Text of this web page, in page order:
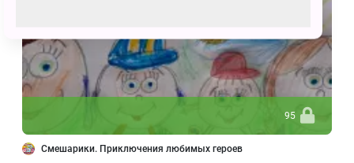
95
Смешарики. Приключения любимых героев